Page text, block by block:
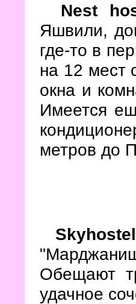
Nest
Яшвили,
где-то в
на 12 мест
окна и
Имеется
метров до
Skyhostel
Обещают
удачное